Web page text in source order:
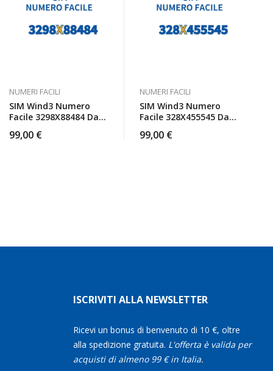
NUMERI FACILI
SIM Wind3 Numero
Facile 3298X88484 Da
99,00 €
NUMERI FACILI
SIM Wind3 Numero
Facile 328X455545 Da
99,00 €
ISCRIVITI ALLA NEWSLETTER
Ricevi un bonus di benvenuto di 10 €, oltre
alla spedizione gratuita. L'offerta è valida per
acquisti di almeno 99 € in Italia.